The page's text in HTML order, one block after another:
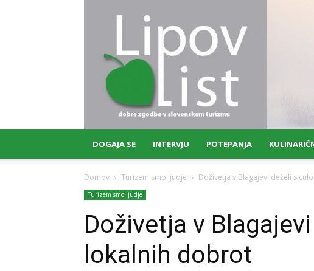
DOGAJA SE INTERVJU POTEPANJA
Domov Turizem smo ljudje Doživetja v Blagajevi deželi s
Turizem smo ljudje
Doživetja v
lokalnih dobrot